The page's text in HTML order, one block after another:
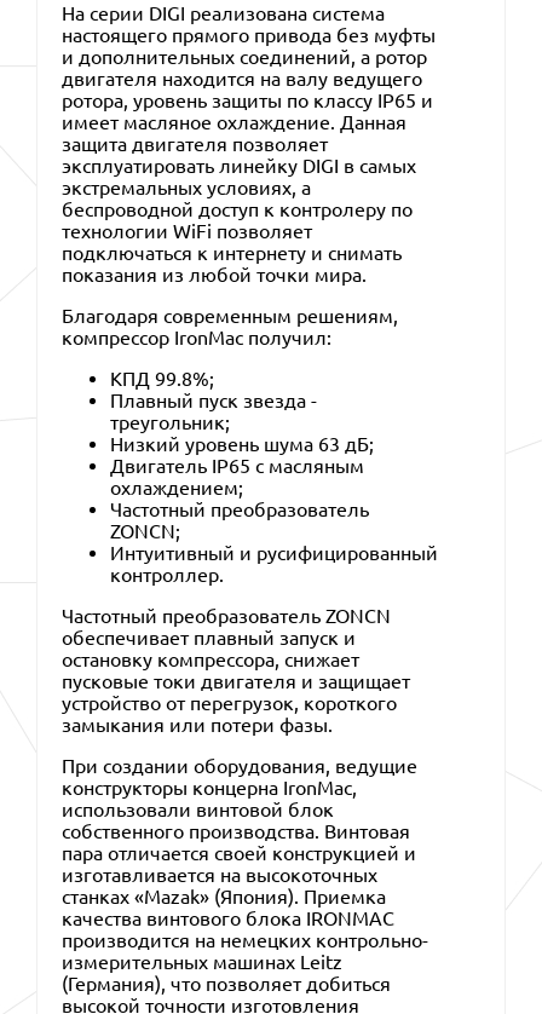
На серии DIGI реализована система
настоящего прямого привода без муфты
и дополнительных соединений, а ротор
двигателя находится на валу ведущего
ротора, уровень защиты по классу IP65 и
имеет масляное охлаждение. Данная
защита двигателя позволяет
эксплуатировать линейку DIGI в самых
экстремальных условиях, а
беспроводной доступ к контролеру по
технологии WiFi позволяет
подключаться к интернету и снимать
показания из любой точки мира.
Благодаря современным решениям,
компрессор IronMac получил:
КПД 99.8%;
Плавный пуск звезда -
треугольник;
Низкий уровень шума 63 дБ;
Двигатель IP65 с масляным
охлаждением;
Частотный преобразователь
ZONCN;
Интуитивный и русифицированный
контроллер.
Частотный преобразователь ZONCN
обеспечивает плавный запуск и
остановку компрессора, снижает
пусковые токи двигателя и защищает
устройство от перегрузок, короткого
замыкания или потери фазы.
При создании оборудования, ведущие
конструкторы концерна IronMac,
использовали винтовой блок
собственного производства. Винтовая
пара отличается своей конструкцией и
изготавливается на высокоточных
станках «Mazak» (Япония). Приемка
качества винтового блока IRONMAC
производится на немецких контрольно-
измерительных машинах Leitz
(Германия), что позволяет добиться
высокой точности изготовления